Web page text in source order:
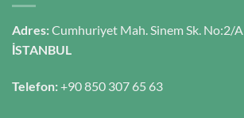
Adres:Cumhuriyet Mah. Sinem Sk. No:2/A
İSTANBUL
Telefon:+90 850 307 65 63